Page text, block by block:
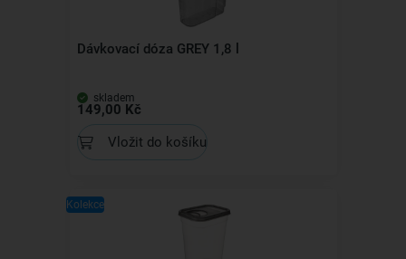
Dávkovací dóza GREY 1,8 l
skladem
149,00 Kč
Vložit do košíku
Kolekce